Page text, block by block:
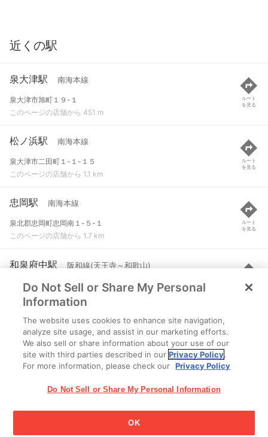
近くの駅
泉大津駅 南海本線
泉大津市旭町１９-１
このページの店舗から 451 m
ルート
を見る
松ノ浜駅 南海本線
泉大津市二田町１-１-１５
このページの店舗から 1.1 km
ルート
を見る
忠岡駅 南海本線
泉北郡忠岡町忠岡南１-５-１
このページの店舗から 1.7 km
ルート
を見る
和泉府中駅 阪和線(天王寺～和歌山)
和泉市府中町１
このページの店舗から 1.9 km
ルート
を見る
北助松駅 南海本線
泉大津市東助松町１-１１-１
このページの店舗から 2 km
江崎グリコ株式会社 Copyright © 2025 Ezaki Glico Co., Ltd.
Do Not Sell or Share My Personal
Information
The website uses cookies to enhance site navigation,
analyze site usage, and assist in our marketing efforts.
We also sell or share information about your use of our
site with third parties described in ourPrivacy Policy.
For more information, please check our Privacy Policy
Do Not Sell or Share My Personal Information
OK